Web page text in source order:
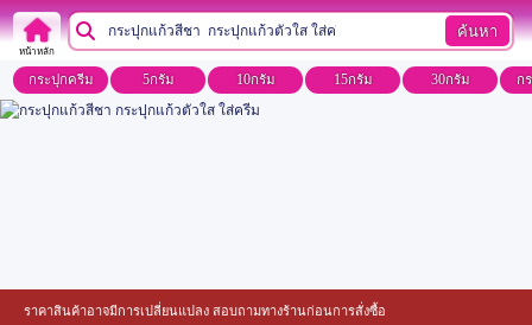
หน้าหลัก
ค้นหา
กระปุกครีม 5กรัม 10กรัม 15กรัม 30กรัม ก
ราคาสินค้าอาจมีการเปลี่ยนแปลง สอบถามทางร้านก่อนการสั่งซื้อ